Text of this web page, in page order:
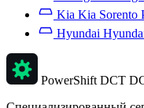
Kia Kia Sorento
Hyundai
PowerShift DCT